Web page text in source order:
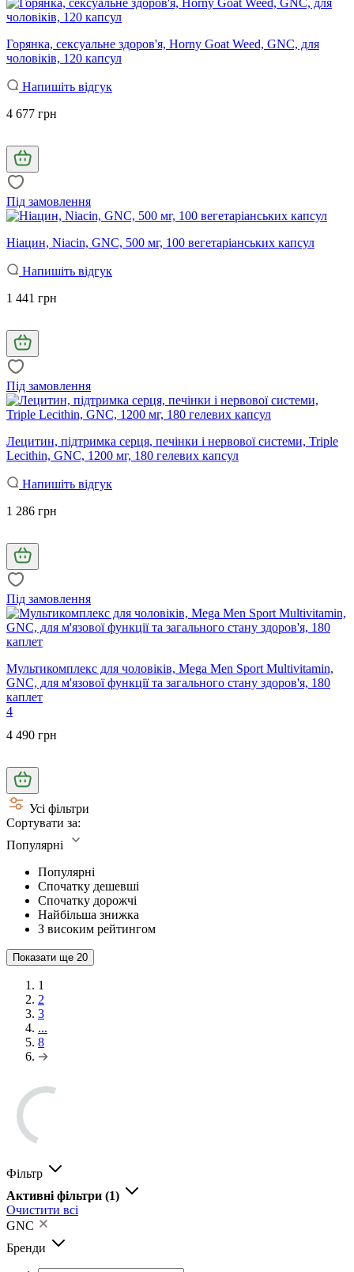
Горянка, сексуальне здоров'я, Horny Goat Weed, GNC, для
чоловіків, 120 капсул
Напишіть відгук
4 677 грн
Під замовлення
Ніацин, Niacin, GNC, 500 мг, 100 вегетаріанських капсул
Напишіть відгук
1 441 грн
Під замовлення
Лецитин, підтримка серця, печінки і нервової системи, Triple
Lecithin, GNC, 1200 мг, 180 гелевих капсул
Напишіть відгук
1 286 грн
Під замовлення
Мультикомплекс для чоловіків, Mega Men Sport Multivitamin,
GNC, для м'язової функції та загального стану здоров'я, 180
каплет
4
4 490 грн
Усі фільтри
Сортувати за:
Популярні
Популярні
Спочатку дешевші
Спочатку дорожчі
Найбільша знижка
З високим рейтингом
Показати ще 20
1
2
3
...
8
Фільтр
Активні фільтри (1)
Очистити всі
GNC
Бренди